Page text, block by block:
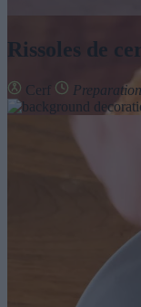
Rissoles de
Cerf